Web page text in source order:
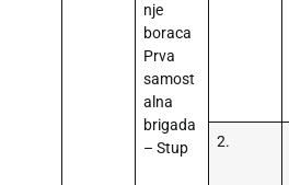
nje
boraca
Prva
samost
alna
brigada
– Stup
2.